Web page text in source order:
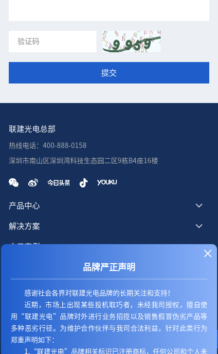
提交
联建光电总部
热线电话：400-888-0158
深圳市南山区深圳湾科技生态园二区9栋B4座16楼
产品中心
解决方案
应用案例
关于我们
联系我们
品牌严正声明
感谢社会各界对联建光电品牌的长期关注和支持！
近期，市场上出现某些投机取巧者，未经我司授权，擅自使
用“联建光电”品牌对外进行业务招揽以及销售假冒伪劣产品等
多种恶劣行径。为维护合作伙伴与我司合法利益，针对此类行为
郑重声明如下：
1.“联建光电”品牌相关标识已注册商标，任何公司和个人未